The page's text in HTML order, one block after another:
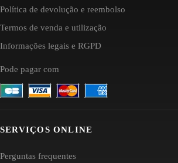
Política de devolução e reembolso
Termos de venda e utilização
Informações legais e RGPD
Pode pagar com
SERVIÇOS ONLINE
Perguntas frequentes